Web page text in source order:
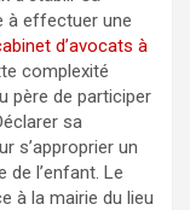
à effectuer une
d’avocats à
complexité
père de participer
sa
s’approprier un
l’enfant. Le
à la mairie du lieu